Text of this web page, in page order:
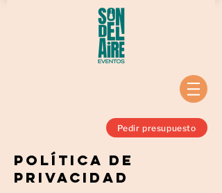
Pedir presupuesto
Política de
privacidad